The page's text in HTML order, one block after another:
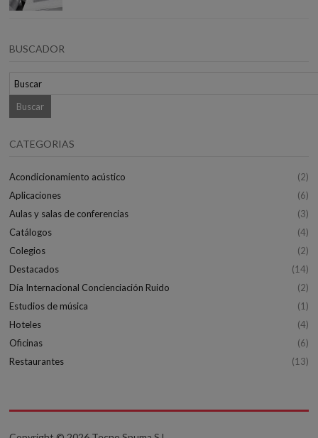
BUSCADOR
CATEGORIAS
Acondicionamiento acústico
(2)
Aplicaciones
(6)
Aulas y salas de conferencias
(3)
Catálogos
(4)
Colegios
(2)
Destacados
(14)
Día Internacional Concienciación Ruido
(2)
Estudios de música
(1)
Hoteles
(4)
Oficinas
(6)
Restaurantes
(13)